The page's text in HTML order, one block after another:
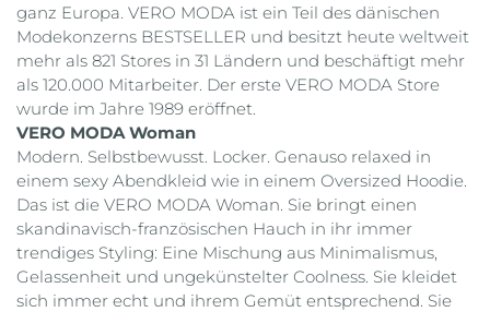
ganz Europa. VERO MODA ist ein Teil des dänischen
Modekonzerns BESTSELLER und besitzt heute weltweit
mehr als 821 Stores in 31 Ländern und beschäftigt mehr
als 120.000 Mitarbeiter. Der erste VERO MODA Store
wurde im Jahre 1989 eröffnet.
VERO MODA Woman
Modern. Selbstbewusst. Locker. Genauso relaxed in
einem sexy Abendkleid wie in einem Oversized Hoodie.
Das ist die VERO MODA Woman. Sie bringt einen
skandinavisch-französischen Hauch in ihr immer
trendiges Styling: Eine Mischung aus Minimalismus,
Gelassenheit und ungekünstelter Coolness. Sie kleidet
sich immer echt und ihrem Gemüt entsprechend. Sie